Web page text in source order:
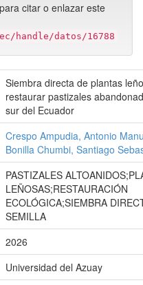
citar o enlazar este
handle/datos/16788
Siembra directa de plantas
restaurar pastizales
sur del Ecuador
Crespo Ampudia, Antonio
Bonilla Chumbi, Santiago
PASTIZALES
LEÑOSAS;RESTAURACIÓN
ECOLÓGICA;SIEMBRA
SEMILLA
2026
Universidad del Azuay